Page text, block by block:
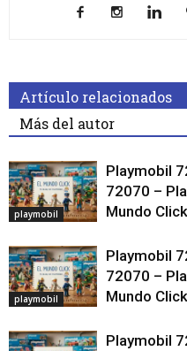
Artículo relacionados
Más del autor
playmobil
Playmobil
72070 –
Mundo Click
playmobil
Playmobil
72070 –
Mundo Click
Playmobil